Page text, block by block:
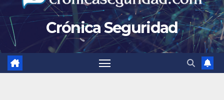
Crónica Seguridad